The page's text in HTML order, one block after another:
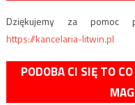
Dziękujemy za pomoc
https://kancelaria-litwin.pl
PODOBA CI SIĘ TO